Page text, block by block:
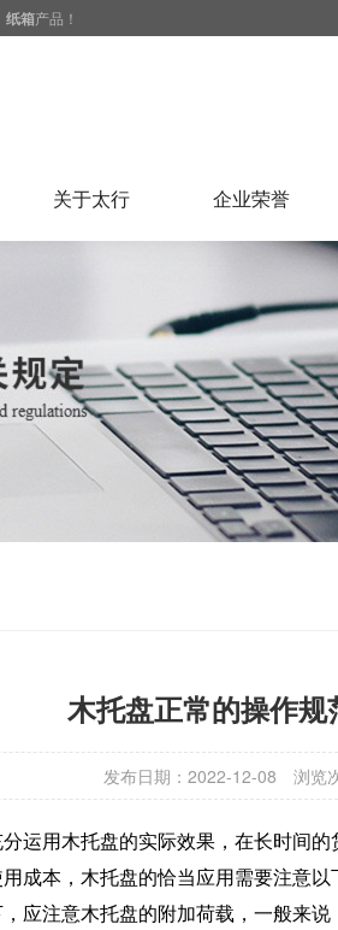
纸箱产品！
关于太行 企业荣誉
木托盘正常的操作规
发布日期：2022-12-08 浏览
运用木托盘的实际效果，在长时间
成本，木托盘的恰当应用需要注意以
应注意木托盘的附加荷载，一般来